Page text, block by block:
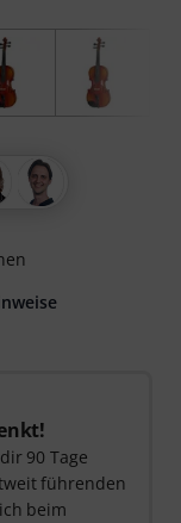
90 Tage
führenden
beim